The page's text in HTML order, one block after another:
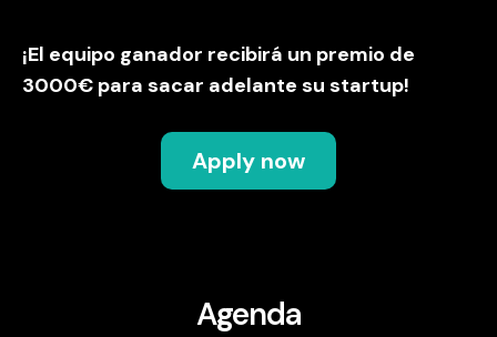
¡El equipo ganador recibirá un premio de
3000€ para sacar adelante su startup!
Apply now
Agenda